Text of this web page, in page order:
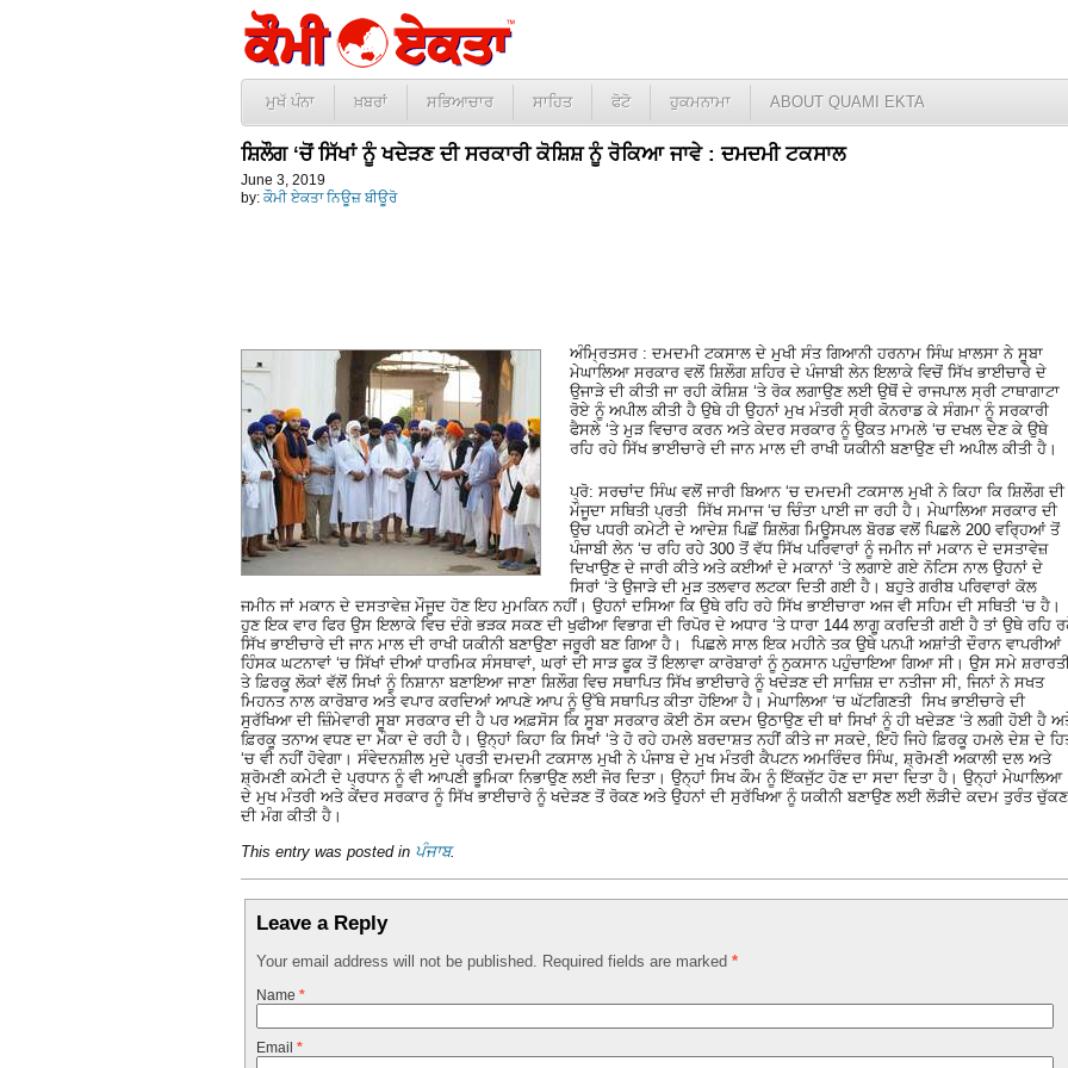
ਮੁਖੱ ਪੰਨਾ ਖ਼ਬਰਾਂ ਸਭਿਆਚਾਰ ਸਾਹਿਤ ਫੋਟੋ ਹੁਕਮਨਾਮਾ ABOUT QUAMI EKTA
ਸ਼ਿਲੌਗ ‘ਚੋਂ ਸਿੱਖਾਂ ਨੂੰ ਖਦੇੜਣ ਦੀ ਸਰਕਾਰੀ ਕੋਸ਼ਿਸ਼ ਨੂੰ ਰੋਕਿਆ ਜਾਵੇ : ਦਮਦਮੀ ਟਕਸਾਲ
June 3, 2019
by: ਕੌਮੀ ਏਕਤਾ ਨਿਊਜ਼ ਬੀਊਰੋ
ਅੰਮ੍ਰਿਤਸਰ : ਦਮਦਮੀ ਟਕਸਾਲ ਦੇ ਮੁਖੀ ਸੰਤ ਗਿਆਨੀ ਹਰਨਾਮ ਸਿੰਘ ਖ਼ਾਲਸਾ ਨੇ ਸੂਬਾ
ਮੇਘਾਲਿਆ ਸਰਕਾਰ ਵਲੋਂ ਸ਼ਿਲੌਗ ਸ਼ਹਿਰ ਦੇ ਪੰਜਾਬੀ ਲੇਨ ਇਲਾਕੇ ਵਿਚੋਂ ਸਿੱਖ ਭਾਈਚਾਰੇ ਦੇ
ਉਜਾੜੇ ਦੀ ਕੀਤੀ ਜਾ ਰਹੀ ਕੋਸ਼ਿਸ਼ ‘ਤੇ ਰੋਕ ਲਗਾਉਣ ਲਈ ਉਥੋਂ ਦੇ ਰਾਜਪਾਲ ਸ੍ਰੀ ਟਾਥਾਗਾਟਾ
ਰੋਏ ਨੂੰ ਅਪੀਲ ਕੀਤੀ ਹੈ ਉਥੇ ਹੀ ਉਹਨਾਂ ਮੁਖ ਮੰਤਰੀ ਸ੍ਰੀ ਕੋਨਰਾਡ ਕੇ ਸੰਗਮਾ ਨੂੰ ਸਰਕਾਰੀ
ਫੈਸਲੇ ‘ਤੇ ਮੁੜ ਵਿਚਾਰ ਕਰਨ ਅਤੇ ਕੇਦਰ ਸਰਕਾਰ ਨੂੰ ਉਕਤ ਮਾਮਲੇ ‘ਚ ਦਖਲ ਦੇਣ ਕੇ ਉਥੇ
ਰਹਿ ਰਹੇ ਸਿੱਖ ਭਾਈਚਾਰੇ ਦੀ ਜਾਨ ਮਾਲ ਦੀ ਰਾਖੀ ਯਕੀਨੀ ਬਣਾਉਣ ਦੀ ਅਪੀਲ ਕੀਤੀ ਹੈ।
ਪ੍ਰੋ: ਸਰਚਾਂਦ ਸਿੰਘ ਵਲੋਂ ਜਾਰੀ ਬਿਆਨ ‘ਚ ਦਮਦਮੀ ਟਕਸਾਲ ਮੁਖੀ ਨੇ ਕਿਹਾ ਕਿ ਸ਼ਿਲੌਗ ਦੀ
ਮੌਜੂਦਾ ਸਥਿਤੀ ਪ੍ਰਤੀ ਸਿੱਖ ਸਮਾਜ ‘ਚ ਚਿੰਤਾ ਪਾਈ ਜਾ ਰਹੀ ਹੈ। ਮੇਘਾਲਿਆ ਸਰਕਾਰ ਦੀ
ਉਚ ਪਧਰੀ ਕਮੇਟੀ ਦੇ ਆਦੇਸ਼ ਪਿਛੋਂ ਸ਼ਿਲੋਗ ਮਿਊਸਪਲ ਬੋਰਡ ਵਲੋਂ ਪਿਛਲੇ 200 ਵਰ੍ਹਿਆਂ ਤੋਂ
ਪੰਜਾਬੀ ਲੇਨ ‘ਚ ਰਹਿ ਰਹੇ 300 ਤੋਂ ਵੱਧ ਸਿੱਖ ਪਰਿਵਾਰਾਂ ਨੂੰ ਜਮੀਨ ਜਾਂ ਮਕਾਨ ਦੇ ਦਸਤਾਵੇਜ਼
ਦਿਖਾਉਣ ਦੇ ਜਾਰੀ ਕੀਤੇ ਅਤੇ ਕਈਆਂ ਦੇ ਮਕਾਨਾਂ ‘ਤੇ ਲਗਾਏ ਗਏ ਨੋਟਿਸ ਨਾਲ ਉਹਨਾਂ ਦੇ
ਸਿਰਾਂ ‘ਤੇ ਉਜਾੜੇ ਦੀ ਮੁੜ ਤਲਵਾਰ ਲਟਕਾ ਦਿਤੀ ਗਈ ਹੈ। ਬਹੁਤੇ ਗਰੀਬ ਪਰਿਵਾਰਾਂ ਕੋਲ
ਜਮੀਨ ਜਾਂ ਮਕਾਨ ਦੇ ਦਸਤਾਵੇਜ਼ ਮੌਜੂਦ ਹੋਣ ਇਹ ਮੁਮਕਿਨ ਨਹੀਂ। ਉਹਨਾਂ ਦਸਿਆ ਕਿ ਉਥੇ ਰਹਿ ਰਹੇ ਸਿੱਖ ਭਾਈਚਾਰਾ ਅਜ ਵੀ ਸਹਿਮ ਦੀ ਸਥਿਤੀ ‘ਚ ਹੈ।
ਹੁਣ ਇਕ ਵਾਰ ਫਿਰ ਉਸ ਇਲਾਕੇ ਵਿਚ ਦੰਗੇ ਭੜਕ ਸਕਣ ਦੀ ਖੁਫੀਆ ਵਿਭਾਗ ਦੀ ਰਿਪੋਰ ਦੇ ਅਧਾਰ ‘ਤੇ ਧਾਰਾ 144 ਲਾਗੂ ਕਰਦਿਤੀ ਗਈ ਹੈ ਤਾਂ ਉਥੇ ਰਹਿ
ਸਿੱਖ ਭਾਈਚਾਰੇ ਦੀ ਜਾਨ ਮਾਲ ਦੀ ਰਾਖੀ ਯਕੀਨੀ ਬਣਾਉਣਾ ਜਰੂਰੀ ਬਣ ਗਿਆ ਹੈ। ਪਿਛਲੇ ਸਾਲ ਇਕ ਮਹੀਨੇ ਤਕ ਉਥੇ ਪਨਪੀ ਅਸ਼ਾਂਤੀ ਦੌਰਾਨ ਵਾਪਰੀਆਂ
ਹਿੰਸਕ ਘਟਨਾਵਾਂ ‘ਚ ਸਿੱਖਾਂ ਦੀਆਂ ਧਾਰਮਿਕ ਸੰਸਥਾਵਾਂ, ਘਰਾਂ ਦੀ ਸਾੜ ਫੂਕ ਤੋਂ ਇਲਾਵਾ ਕਾਰੋਬਾਰਾਂ ਨੂੰ ਨੁਕਸਾਨ ਪਹੁੰਚਾਇਆ ਗਿਆ ਸੀ। ਉਸ ਸਮੇ
ਤੇ ਫ਼ਿਰਕੂ ਲੋਕਾਂ ਵੱਲੋਂ ਸਿਖਾਂ ਨੂੰ ਨਿਸ਼ਾਨਾ ਬਣਾਇਆ ਜਾਣਾ ਸ਼ਿਲੌਗ ਵਿਚ ਸਥਾਪਿਤ ਸਿੱਖ ਭਾਈਚਾਰੇ ਨੂੰ ਖਦੇੜਣ ਦੀ ਸਾਜ਼ਿਸ਼ ਦਾ ਨਤੀਜਾ ਸੀ, ਜਿਨਾਂ ਨੇ ਸਖਤ
ਮਿਹਨਤ ਨਾਲ ਕਾਰੋਬਾਰ ਅਤੇ ਵਪਾਰ ਕਰਦਿਆਂ ਆਪਣੇ ਆਪ ਨੂੰ ਉੱਥੇ ਸਥਾਪਿਤ ਕੀਤਾ ਹੋਇਆ ਹੈ। ਮੇਘਾਲਿਆ ‘ਚ ਘੱਟਗਿਣਤੀ ਸਿਖ ਭਾਈਚਾਰੇ ਦੀ
ਸੁਰੱਖਿਆ ਦੀ ਜ਼ਿੰਮੇਵਾਰੀ ਸੂਬਾ ਸਰਕਾਰ ਦੀ ਹੈ ਪਰ ਅਫ਼ਸੋਸ ਕਿ ਸੂਬਾ ਸਰਕਾਰ ਕੋਈ ਠੋਸ ਕਦਮ ਉਠਾਉਣ ਦੀ ਥਾਂ ਸਿਖਾਂ ਨੂੰ ਹੀ ਖਦੇੜਣ ‘ਤੇ ਲਗੀ ਹੋਈ ਹੈ
ਫ਼ਿਰਕੂ ਤਨਾਅ ਵਧਣ ਦਾ ਮੌਕਾ ਦੇ ਰਹੀ ਹੈ। ਉਨ੍ਹਾਂ ਕਿਹਾ ਕਿ ਸਿਖਾਂ ‘ਤੇ ਹੋ ਰਹੇ ਹਮਲੇ ਬਰਦਾਸ਼ਤ ਨਹੀਂ ਕੀਤੇ ਜਾ ਸਕਦੇ, ਇਹੋ ਜਿਹੇ ਫ਼ਿਰਕੂ ਹਮਲੇ ਦੇਸ਼ ਦੇ
‘ਚ ਵੀ ਨਹੀਂ ਹੋਵੇਗਾ। ਸੰਵੇਦਨਸ਼ੀਲ ਮੁਦੇ ਪ੍ਰਤੀ ਦਮਦਮੀ ਟਕਸਾਲ ਮੁਖੀ ਨੇ ਪੰਜਾਬ ਦੇ ਮੁਖ ਮੰਤਰੀ ਕੈਪਟਨ ਅਮਰਿੰਦਰ ਸਿੰਘ, ਸ਼੍ਰੋਮਣੀ ਅਕਾਲੀ ਦਲ ਅਤੇ
ਸ਼੍ਰੋਮਣੀ ਕਮੇਟੀ ਦੇ ਪ੍ਰਧਾਨ ਨੂੰ ਵੀ ਆਪਣੀ ਭੂਮਿਕਾ ਨਿਭਾਉਣ ਲਈ ਜੋਰ ਦਿਤਾ। ਉਨ੍ਹਾਂ ਸਿਖ ਕੌਮ ਨੂੰ ਇੱਕਜੁੱਟ ਹੋਣ ਦਾ ਸਦਾ ਦਿਤਾ ਹੈ। ਉਨ੍ਹਾਂ ਮੇਘਾਲਿਆ
ਦੇ ਮੁਖ ਮੰਤਰੀ ਅਤੇ ਕੇਂਦਰ ਸਰਕਾਰ ਨੂੰ ਸਿੱਖ ਭਾਈਚਾਰੇ ਨੂੰ ਖਦੇੜਣ ਤੋਂ ਰੋਕਣ ਅਤੇ ਉਹਨਾਂ ਦੀ ਸੁਰੱਖਿਆ ਨੂੰ ਯਕੀਨੀ ਬਣਾਉਣ ਲਈ ਲੋੜੀਦੇ ਕਦਮ ਤੁਰੰਤ ਚੁੱਕਣ
ਦੀ ਮੰਗ ਕੀਤੀ ਹੈ।
This entry was posted in ਪੰਜਾਬ.
Leave a Reply
Your email address will not be published. Required fields are marked *
Name *
Email *